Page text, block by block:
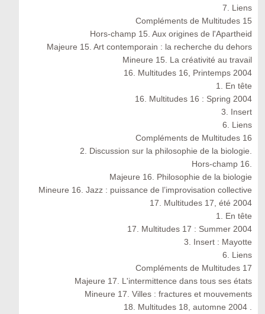
7. Liens
Compléments de Multitudes 15
Hors-champ 15. Aux origines de l'Apartheid
Majeure 15. Art contemporain : la recherche du dehors
Mineure 15. La créativité au travail
16. Multitudes 16, Printemps 2004
1. En tête
16. Multitudes 16 : Spring 2004
3. Insert
6. Liens
Compléments de Multitudes 16
2. Discussion sur la philosophie de la biologie.
Hors-champ 16.
Majeure 16. Philosophie de la biologie
Mineure 16. Jazz : puissance de l’improvisation collective
17. Multitudes 17, été 2004
1. En tête
17. Multitudes 17 : Summer 2004
3. Insert : Mayotte
6. Liens
Compléments de Multitudes 17
Majeure 17. L'intermittence dans tous ses états
Mineure 17. Villes : fractures et mouvements
18. Multitudes 18, automne 2004 .